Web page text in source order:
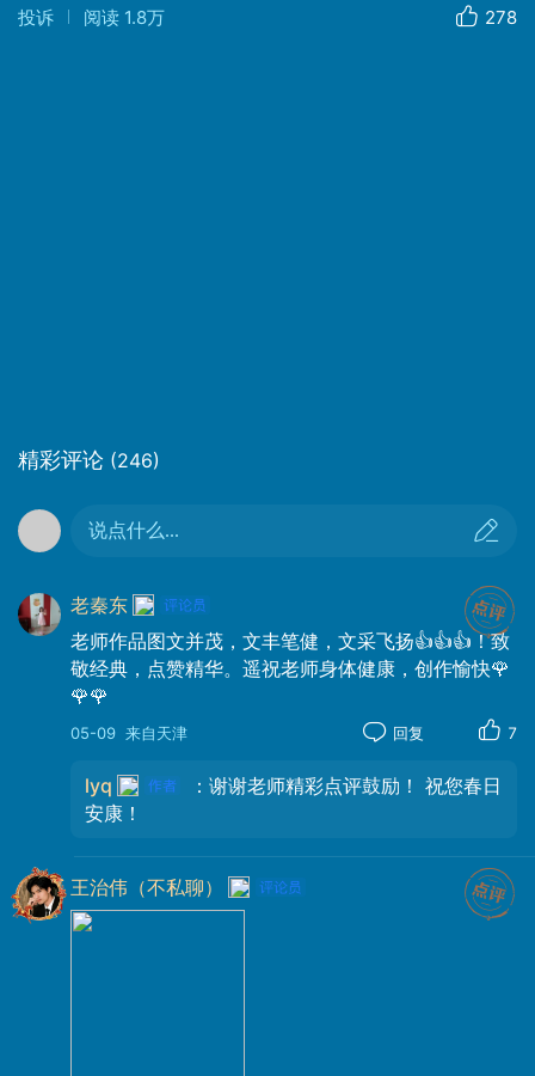
年重建的石拱结构，连接剑桥市中心与麦克
日升月落。穿过桥洞，我仿佛穿越了时空的
投诉 阅读 1.8万 278
精彩评论 (246)
说点什么...
老秦东
老师作品图文并茂，文丰笔健，文采飞扬👍👍👍！致
敬经典，点赞精华。遥祝老师身体健康，创作愉快🌹
🌹🌹
05-09 来自天津 回复 7
lyq
：谢谢老师精彩点评鼓励！ 祝您春日
安康！
王治伟（不私聊）